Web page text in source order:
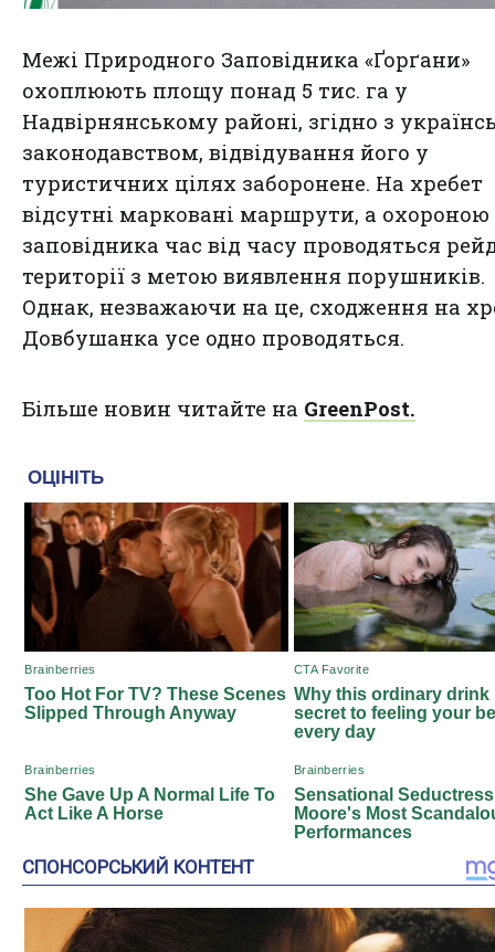
Межі Природного Заповідника «Ґорґани»
охоплюють площу понад 5 тис. га у
Надвірнянському районі, згідно з
законодавством, відвідування його у
туристичних цілях заборонене. На хребет
відсутні марковані маршрути, а охороною
заповідника час від часу проводяться
території з метою виявлення порушників.
Однак, незважаючи на це, сходження на
Довбушанка усе одно проводяться.
Більше новин читайте на GreenPost.